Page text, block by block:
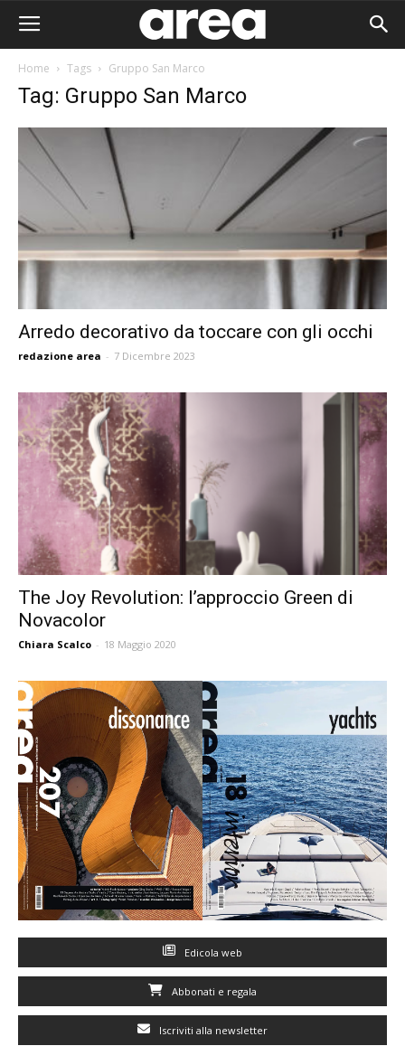
Home Tags Gruppo San Marco
Tag: Gruppo San Marco
Arredo decorativo da toccare con gli occhi
redazione area - 7 Dicembre 2023
The Joy Revolution: l’approccio Green di
Novacolor
Chiara Scalco - 18 Maggio 2020
Edicola web
Abbonati e regala
Iscriviti alla newsletter